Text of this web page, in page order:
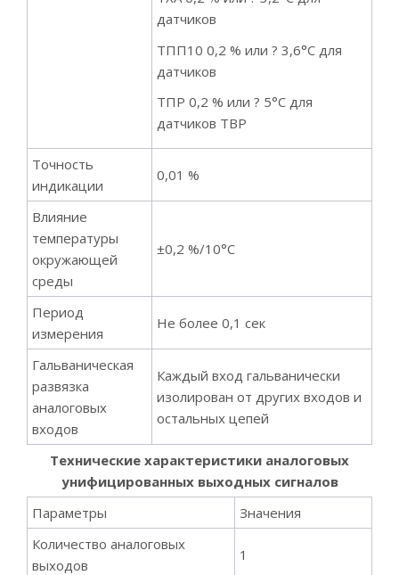
датчиков
ТПП10 0,2 % или ? 3,6°С для
датчиков
ТПР 0,2 % или ? 5°С для
датчиков ТВР
Точность
индикации
0,01 %
Влияние
температуры
окружающей
среды
±0,2 %/10°С
Период
измерения
Не более 0,1 сек
Гальваническая
развязка
аналоговых
входов
Каждый вход гальванически
изолирован от других входов и
остальных цепей
Технические характеристики аналоговых
унифицированных выходных сигналов
Параметры
Значения
Количество аналоговых
выходов
1